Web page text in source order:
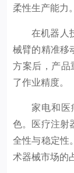
柔性生产能力。
在机器人
械臂的精准移
方案后，产
了作业精度。
家电和
色。医疗注射
全性与稳定性
术器械市场的